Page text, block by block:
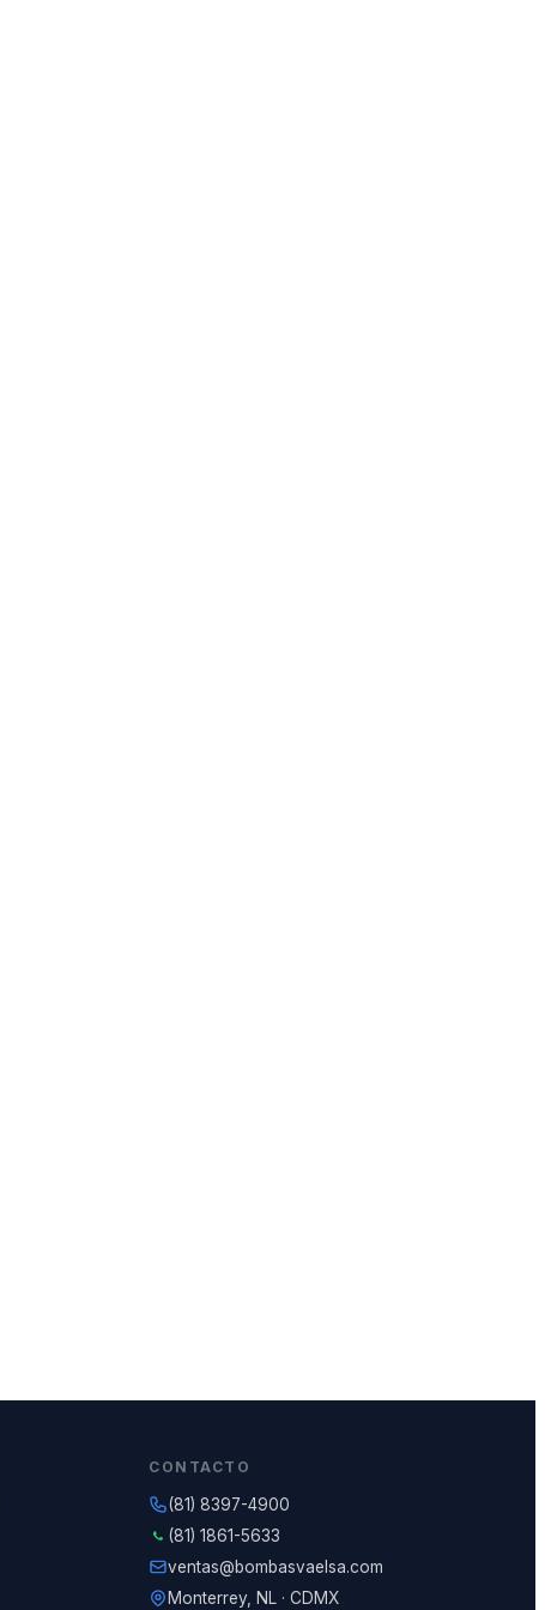
CONTACTO
(81) 8397-4900
(81) 1861-5633
ventas@bombasvaelsa.com
Monterrey, NL · CDMX